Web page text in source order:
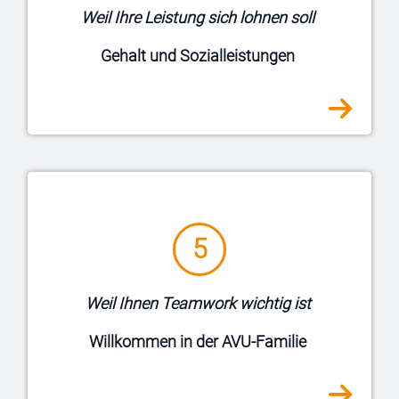
Weil Ihre Leistung sich lohnen soll
Gehalt und Sozialleistungen
Krankenversicherung sowie Weihnachtsgeld
machen es möglich.
5
Weil Ihnen Teamwork wichtig ist
Willkommen in der AVU-Familie
Ein gutes Team ist Ihnen wichtig? Uns auch!
Wir möchten, dass Sie Spaß an der Arbeit
Ergebnisse unserer Interviews mit
Mitarbeitenden.